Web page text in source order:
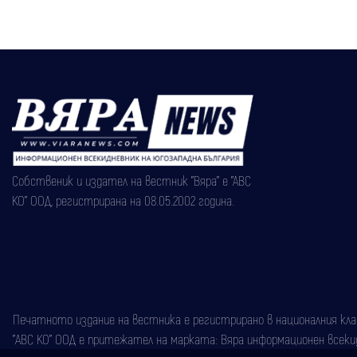
Собственик и издател на вестник "Вяра" е "АВС
КО" ООД, регистрирана на 08.05.2002 година.
Печатното издание на вестника е регистрирано в националния
"АВС КО" ООД е притежател на марката: Вяра информационен